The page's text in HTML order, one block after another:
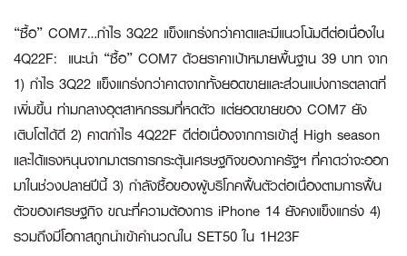
“ซื้อ” COM7…กำไร 3Q22 แข็งแกร่งกว่าคาดและมีแนวโน้มดีต่อเนื่องใน
4Q22F: แนะนำ “ซื้อ” COM7 ด้วยราคาเป้าหมายพื้นฐาน 39 บาท จาก
1) กำไร 3Q22 แข็งแกร่งกว่าคาดจากทั้งยอดขายและส่วนแบ่งการตลาดที่
เพิ่มขึ้น ท่ามกลางอุตสาหกรรมที่หดตัว แต่ยอดขายของ COM7 ยัง
เติบโตได้ดี 2) คาดกำไร 4Q22F ดีต่อเนื่องจากการเข้าสู่ High season
และได้แรงหนุนจากมาตรการกระตุ้นเศรษฐกิจของภาครัฐฯ ที่คาดว่าจะออก
มาในช่วงปลายปีนี้ 3) กำลังซื้อของผู้บริโภคฟื้นตัวต่อเนื่องตามการฟื้น
ตัวของเศรษฐกิจ ขณะที่ความต้องการ iPhone 14 ยังคงแข็งแกร่ง 4)
รวมถึงมีโอกาสถูกนำเข้าคำนวณใน SET50 ใน 1H23F